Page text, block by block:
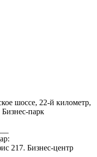
шоссе, 22-й километр,
парк
217. Бизнес-центр